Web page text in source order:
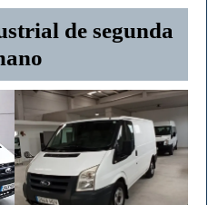
de segunda